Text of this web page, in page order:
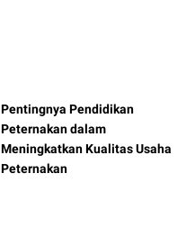
Pentingnya Pendidikan
Peternakan dalam
Meningkatkan Kualitas Usaha
Peternakan